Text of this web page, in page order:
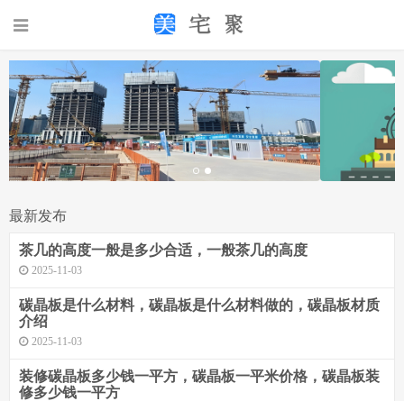
最新发布
茶几的高度一般是多少合适，一般茶几的高度
2025-11-03
碳晶板是什么材料，碳晶板是什么材料做的，碳晶板材质
介绍
2025-11-03
装修碳晶板多少钱一平方，碳晶板一平米价格，碳晶板装
修多少钱一平方